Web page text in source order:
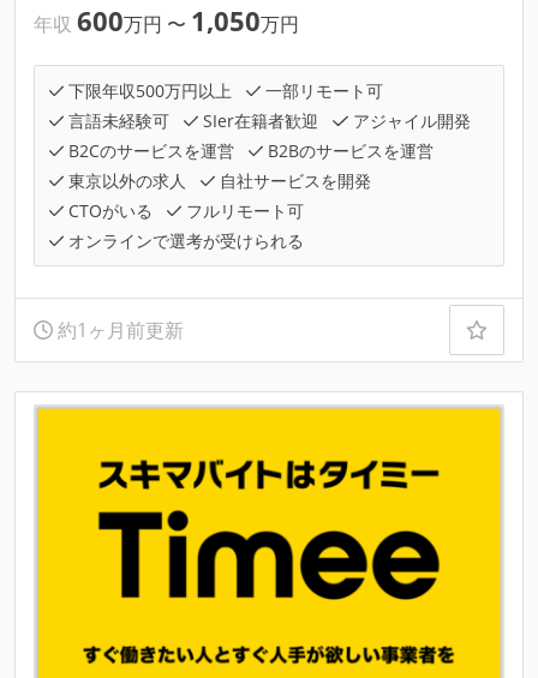
年収 600万円 〜 1,050万円
下限年収500万円以上
一部リモート可
言語未経験可
SIer在籍者歓迎
アジャイル開発
B2Cのサービスを運営
B2Bのサービスを運営
東京以外の求人
自社サービスを開発
CTOがいる
フルリモート可
オンラインで選考が受けられる
約1ヶ月前更新